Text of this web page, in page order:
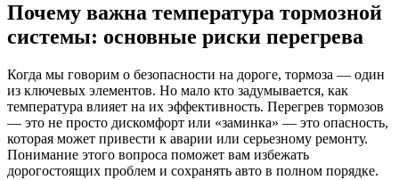
Почему важна температура тормозной
системы: основные риски перегрева
Когда мы говорим о безопасности на дороге, тормоза — один
из ключевых элементов. Но мало кто задумывается, как
температура влияет на их эффективность. Перегрев тормозов
— это не просто дискомфорт или «заминка» — это опасность,
которая может привести к аварии или серьезному ремонту.
Понимание этого вопроса поможет вам избежать
дорогостоящих проблем и сохранять авто в полном порядке.